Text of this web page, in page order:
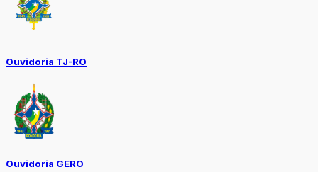
Ouvidoria TJ-RO
Ouvidoria GERO